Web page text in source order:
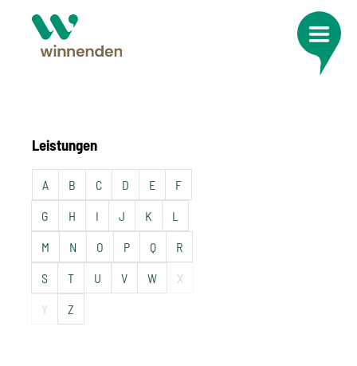
Leistungen
A B C D E F
G H I J K L
M N O P Q R
S T U V W X
Y Z